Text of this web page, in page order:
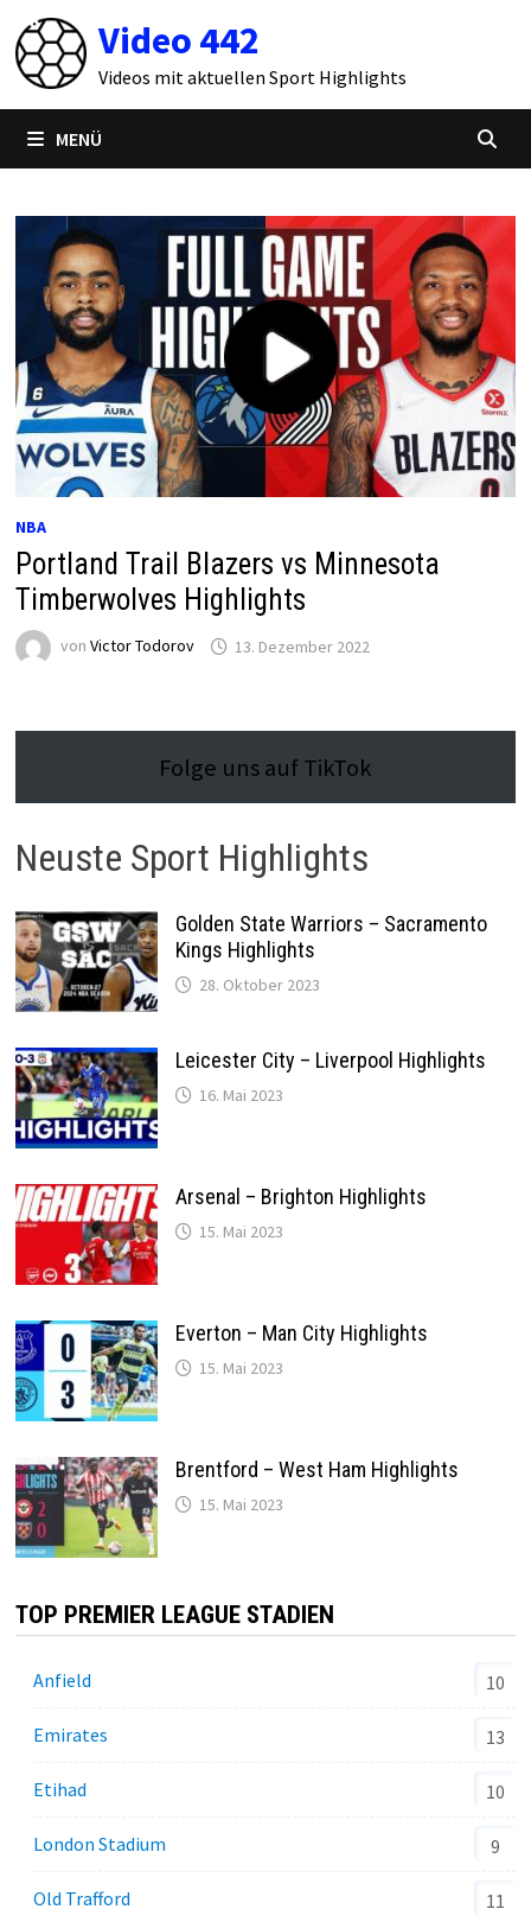
Zum
Inhalt
springen
Video 442
Videos mit aktuellen Sport Highlights
MENÜ
NBA
Portland Trail Blazers vs Minnesota
Timberwolves Highlights
von Victor Todorov 13. Dezember 2022
Folge uns auf TikTok
Neuste Sport Highlights
Golden State Warriors – Sacramento
Kings Highlights
28. Oktober 2023
Leicester City – Liverpool Highlights
16. Mai 2023
Arsenal – Brighton Highlights
15. Mai 2023
Everton – Man City Highlights
15. Mai 2023
Brentford – West Ham Highlights
15. Mai 2023
TOP PREMIER LEAGUE STADIEN
Anfield 10
Emirates 13
Etihad 10
London Stadium 9
Old Trafford 11